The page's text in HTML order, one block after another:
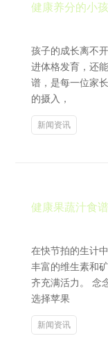
健康养分的小
孩子的成长离不
进体格发育，还
谱，是每一位家
的摄入，
新闻资讯
健康果蔬汁食
在快节拍的生计
丰富的维生素和
齐充满活力。 念
选择苹果
新闻资讯